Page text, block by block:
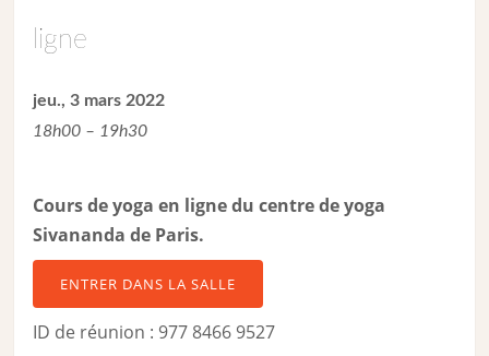
ligne
jeu., 3 mars 2022
18h00 – 19h30
Cours de yoga en ligne du centre de yoga
Sivananda de Paris.
ENTRER DANS LA SALLE
ID de réunion : 977 8466 9527